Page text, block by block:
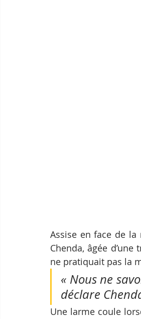
Assise en face de
Chenda, âgée
ne pratiquait pas la
« Nous ne
déclare
Une larme coule